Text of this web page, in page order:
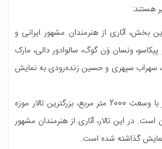
هستند:
بخش، آثاری از هنرمندان مشهور ایرانی و
پیکاسو، ونسان وَن گوگ، سالوادور دالی، مارک
سهراب سپهری و حسین زنده‌رودی به نمایش
تالار اصلی: این تالار با وسعت 2000 متر مربع، بزرگترین تالار موزه
در این تالار، آثاری از هنرمندان مشهور
گذاشته شده است.